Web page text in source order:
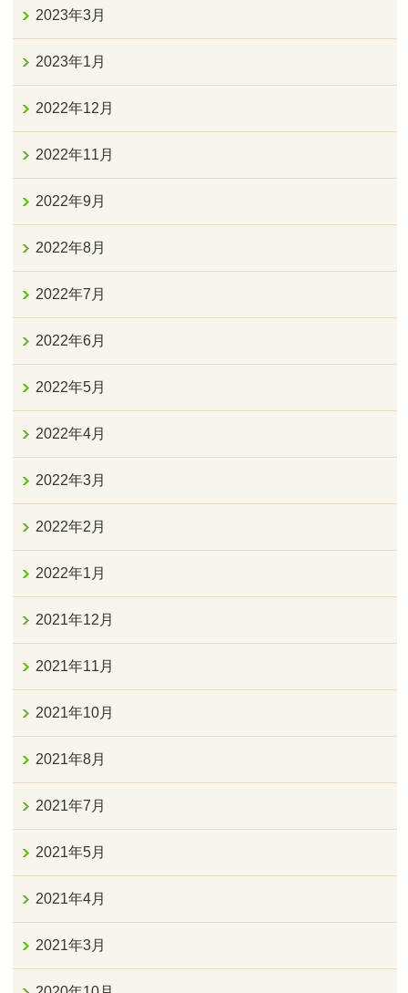
2023年3月
2023年1月
2022年12月
2022年11月
2022年9月
2022年8月
2022年7月
2022年6月
2022年5月
2022年4月
2022年3月
2022年2月
2022年1月
2021年12月
2021年11月
2021年10月
2021年8月
2021年7月
2021年5月
2021年4月
2021年3月